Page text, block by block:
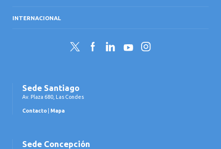
INTERNACIONAL
Twitter FacebookLinkedInYouTubeInstagram
Sede Santiago
Av. Plaza 680, Las Condes
Contacto Mapa
Sede Concepción